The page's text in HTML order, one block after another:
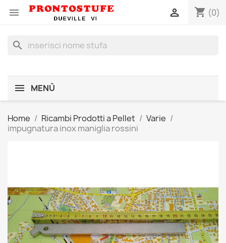
 shopping_cart (0)

search
MENÙ
Home Ricambi Prodotti a Pellet
Varie
impugnatura inox maniglia rossini